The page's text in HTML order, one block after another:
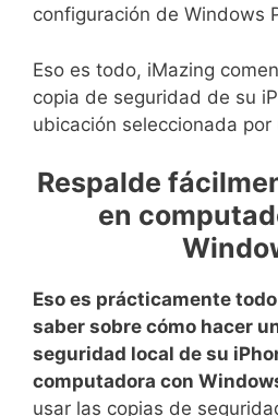
Eso es todo, iMazing
copia de seguridad de su
ubicación seleccionada por
Respalde
en
Eso es prácticamente
saber sobre cómo hacer
seguridad local de su
computadora con
usar las copias de